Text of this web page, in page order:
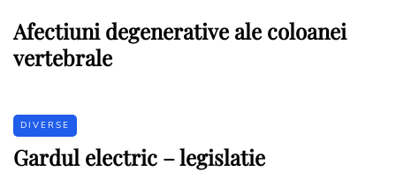
Afectiuni degenerative ale coloanei
vertebrale
DIVERSE
Gardul electric – legislatie